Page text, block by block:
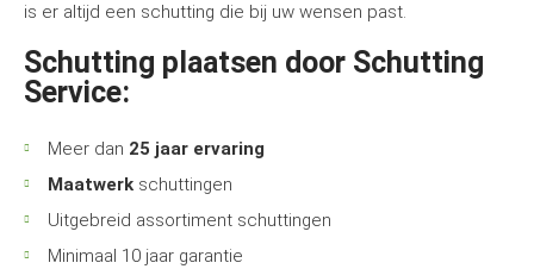
is er altijd een schutting die bij uw wensen past.
Schutting plaatsen door Schutting
Service:
Meer dan 25 jaar ervaring
Maatwerk schuttingen
Uitgebreid assortiment schuttingen
Minimaal 10 jaar garantie